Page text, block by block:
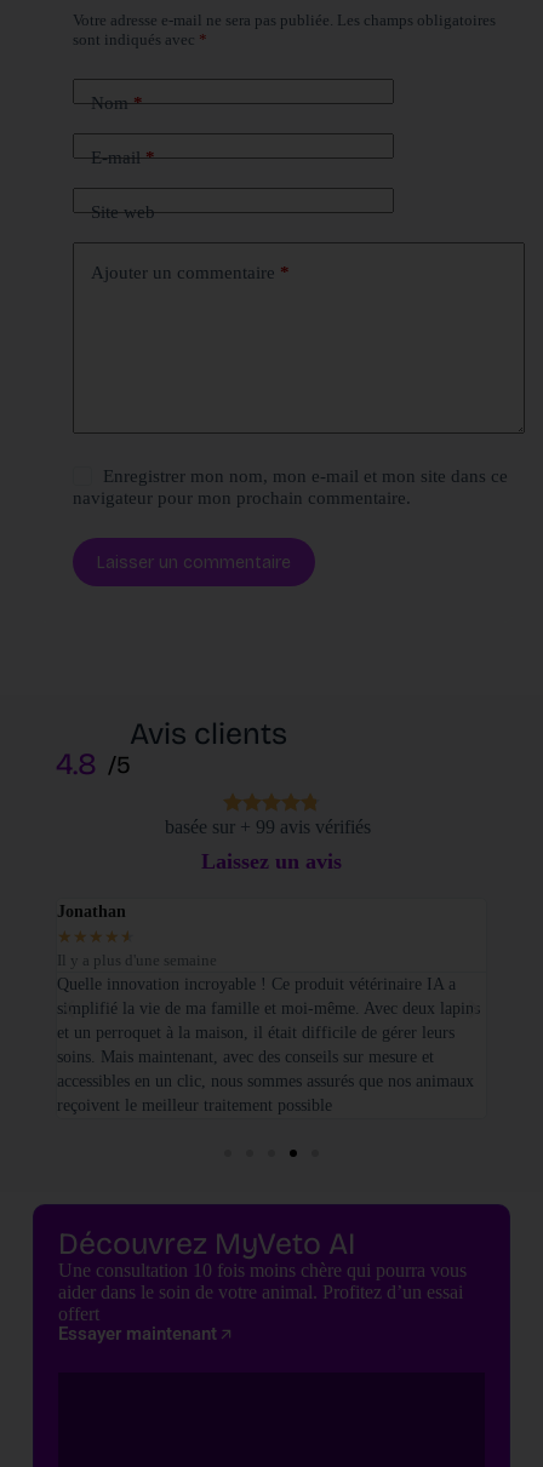
Votre adresse e-mail ne sera pas publiée. Les champs obligatoires
sont indiqués avec *
Nom*
E-mail*
Site web
Ajouter un commentaire *
Enregistrer mon nom, mon e-mail et mon site dans ce
navigateur pour mon prochain commentaire.
Laisser un commentaire
Avis clients
4.8 /5
basée sur + 99 avis vérifiés
Laissez un avis
Jonathan
★ ★ ★ ★ ★
Il y a plus d'une semaine
Quelle innovation incroyable ! Ce produit vétérinaire IA a
simplifié la vie de ma famille et moi-même. Avec deux lapins
et un perroquet à la maison, il était difficile de gérer leurs
soins. Mais maintenant, avec des conseils sur mesure et
accessibles en un clic, nous sommes assurés que nos animaux
reçoivent le meilleur traitement possible
Découvrez MyVeto AI
Une consultation 10 fois moins chère qui pourra vous
aider dans le soin de votre animal. Profitez d’un essai
offert
Essayer maintenant